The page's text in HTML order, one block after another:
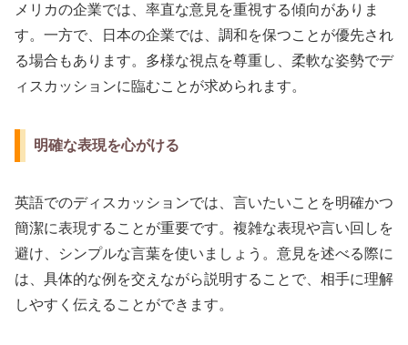
メリカの企業では、率直な意見を重視する傾向がありま
す。一方で、日本の企業では、調和を保つことが優先され
る場合もあります。多様な視点を尊重し、柔軟な姿勢でデ
ィスカッションに臨むことが求められます。
明確な表現を心がける
英語でのディスカッションでは、言いたいことを明確かつ
簡潔に表現することが重要です。複雑な表現や言い回しを
避け、シンプルな言葉を使いましょう。意見を述べる際に
は、具体的な例を交えながら説明することで、相手に理解
しやすく伝えることができます。